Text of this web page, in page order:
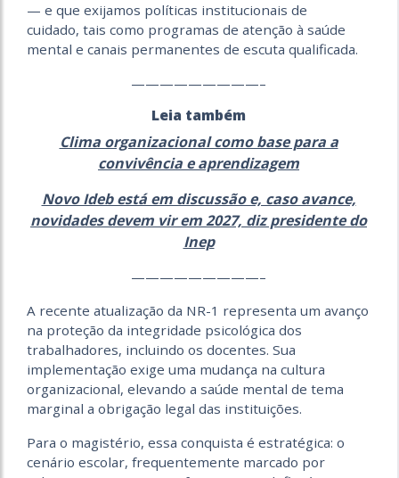
— e que exijamos políticas institucionais de
cuidado, tais como programas de atenção à saúde
mental e canais permanentes de escuta qualificada.
—————————–
Leia também
Clima organizacional como base para a
convivência e aprendizagem
Novo Ideb está em discussão e, caso avance,
novidades devem vir em 2027, diz presidente do
Inep
—————————–
A recente atualização da NR-1 representa um avanço
na proteção da integridade psicológica dos
trabalhadores, incluindo os docentes. Sua
implementação exige uma mudança na cultura
organizacional, elevando a saúde mental de tema
marginal a obrigação legal das instituições.
Para o magistério, essa conquista é estratégica: o
cenário escolar, frequentemente marcado por